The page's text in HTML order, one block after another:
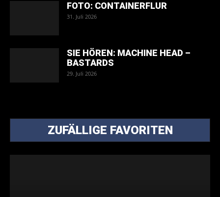
FOTO: CONTAINERFLUR
31. Juli 2026
SIE HÖREN: MACHINE HEAD –
BASTARDS
29. Juli 2026
ZUFÄLLIGE FAVORITEN